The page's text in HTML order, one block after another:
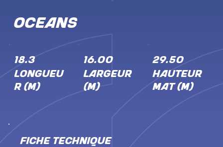
FICHE TECHNIQUE
29.50
HAUTEUR
MÂT (M)
18.3
LONGUEU
R (M)
16.00
LARGEUR
(M)
Oceans